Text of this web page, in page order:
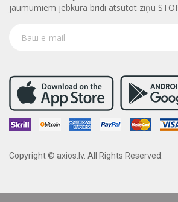
jaumumiem jebkurā brīdī atsūtot ziņu
Copyright © axios.lv. All Rights Reserved.